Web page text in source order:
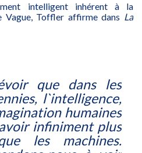
intelligent inhérent à la
Toffler affirme dans La
que dans les
l`intelligence,
humaines
infiniment plus
les machines.